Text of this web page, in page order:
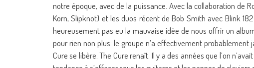
notre époque, avec de la puissance. Avec la collaboration de
Korn, Slipknot) et les duos récent de Bob Smith avec Blink
heureusement pas eu la mauvaise idée de nous offrir un
pour rien non plus: le groupe n’a effectivement
Cure se libère. The Cure renaît. Il y a des années que l’on